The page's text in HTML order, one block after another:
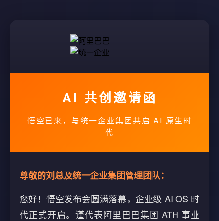
AI 共创邀请函
悟空已来，与统一企业集团共启 AI 原生时
代
尊敬的刘总及统一企业集团管理团队：
您好！悟空发布会圆满落幕，企业级 AI OS 时
代正式开启。谨代表阿里巴巴集团 ATH 事业